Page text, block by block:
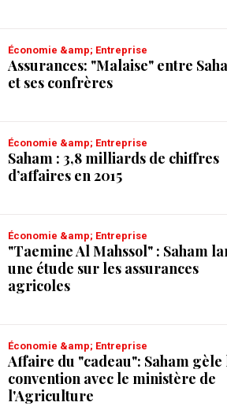
Économie &amp; Entreprise
Assurances: "Malaise" entre
et ses confrères
Économie &amp; Entreprise
Saham : 3,8 milliards de chiffres
d’affaires en 2015
Économie &amp; Entreprise
"Taemine Al Mahssol" : Saham
une étude sur les assurances
agricoles
Économie &amp; Entreprise
Affaire du "cadeau": Saham gèle
convention avec le ministère de
l'Agriculture